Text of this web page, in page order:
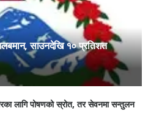
साउनदेखि १० प्रतिशत
लागि पोषणको स्रोत, तर सेवनमा सन्तुलन